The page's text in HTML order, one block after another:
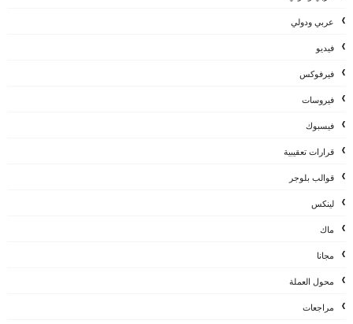
عربي ودولي
فيديو
فيرفوكس
فيروسات
فيسبوك
قرارات تعقيبية
قوالب بلوجر
لينكس
ماك
مجانا
محول العملة
مراجعات